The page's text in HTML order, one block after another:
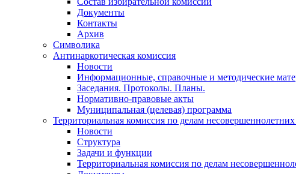
Документы
Контакты
Архив
Символика
Антинаркотическая комиссия
Новости
Информационные, справочные и методические
Заседания. Протоколы. Планы.
Нормативно-правовые акты
Муниципальная (целевая) программа
Территориальная комиссия по делам
Новости
Структура
Задачи и функции
Территориальная комиссия по делам